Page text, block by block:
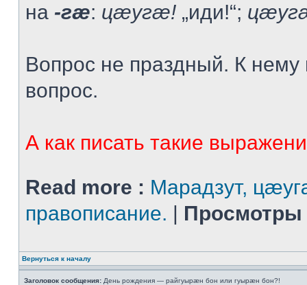
на -гæ: цæугæ! „иди!“;
Вопрос не праздный. К нему
вопрос.
А как писать такие
Read more : Марадзут,
правописание. | Просмотры
Вернуться к началу
Заголовок сообщения: День рождения — райгуырæн бон или гуырæн бон?!